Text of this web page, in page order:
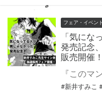
フェア・イベント
「気にな
発売記念
販売開催！
#新井すみこ